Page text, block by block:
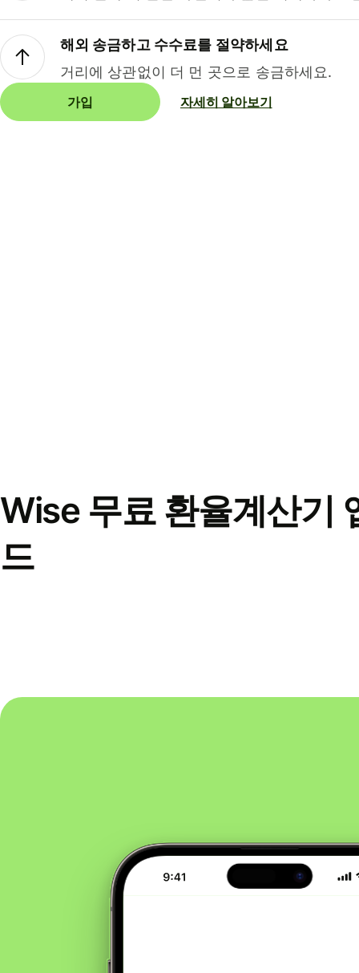
해외 송금하고 수수료를 절약하세요
거리에 상관없이 더 먼 곳으로 송금하세요.
가입 자세히 알아보기
Wise 무료 환율계산기
드